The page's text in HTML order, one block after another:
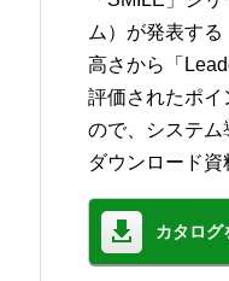
ム）が発表す
高さから「
評価されたポイ
ので、システム
ダウンロード
カタログ